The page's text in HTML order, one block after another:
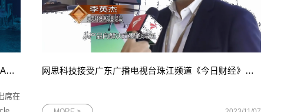
分享《Oracle AI向量搜索》前沿技术，网思科技DBA总监尹海文将出席SACC大会！
席在
网思科技接受广东广播电视台珠江频道《今日财经》栏目采访，谈企业从产品向解决方案转型背后的战略考量